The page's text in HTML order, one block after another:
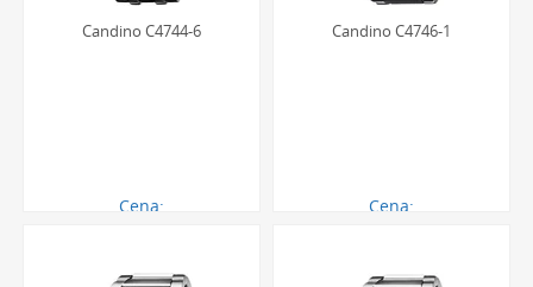
Candino C4744-6
Cena:
Candino C4746-1
Cena: